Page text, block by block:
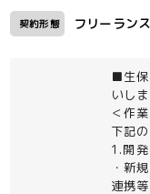
契約形態 フリーランス
■生保
いし
＜作
下記
1.開
・新
連携